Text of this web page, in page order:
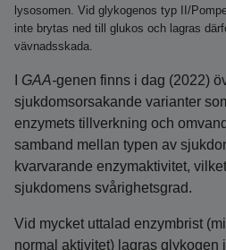
lysosomen. Vid glykogenos typ II/
inte brytas ned till glukos och lagras
vävnadsskada.
GAA-genen finns i dag (2022)
sjukdomsorsakande varianter
enzymets tillverkning och
samband mellan typen av
kvarvarande enzymaktivitet,
sjukdomens svårighetsgrad.
Vid mycket uttalad enzymbrist
normal aktivitet) lagras glykogen